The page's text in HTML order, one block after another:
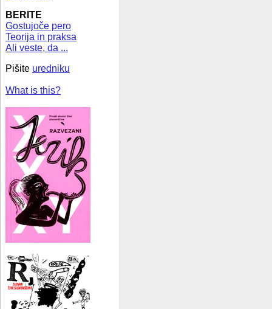
BERITE
Gostujoče pero
Teorija in praksa
Ali veste, da ...
Pišite uredniku
What is this?